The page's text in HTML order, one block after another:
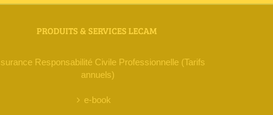
PRODUITS & SERVICES LECAM
Responsabilité Civile Professionnelle (Tarifs
annuels)
e-book